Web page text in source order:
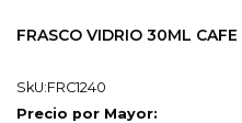
FRASCO VIDRIO 30ML
SkU:FRC1240
Precio por Mayor: